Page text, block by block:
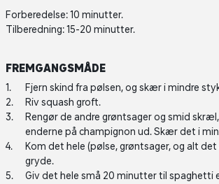
Forberedelse: 10 minutter.
Tilberedning: 15-20 minutter.
FREMGANGSMÅDE
Fjern skind fra pølsen, og skær i mindre
Riv squash groft.
Rengør de andre grøntsager og smid
enderne på champignon ud. Skær det i
Kom det hele (pølse, grøntsager, og alt
gryde.
Giv det hele små 20 minutter til spaghetti